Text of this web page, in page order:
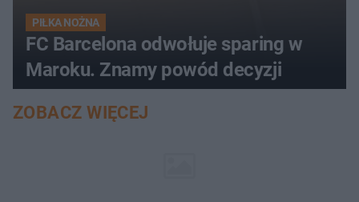
PIŁKA NOŻNA
FC Barcelona odwołuje sparing w
Maroku. Znamy powód decyzji
ZOBACZ WIĘCEJ